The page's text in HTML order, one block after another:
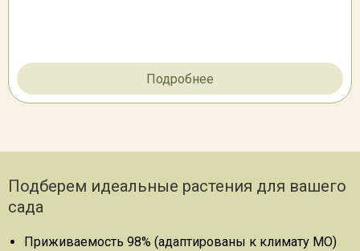
Подробнее
Подберем идеальные растения для вашего
сада
Приживаемость 98% (адаптированы к климату МО)